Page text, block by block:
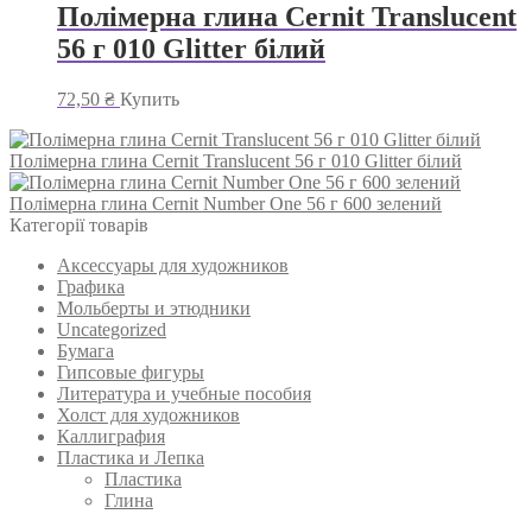
Полімерна глина Cernit Translucent
56 г 010 Glitter білий
72,50 ₴ Купить
Полімерна глина Cernit Translucent 56 г 010 Glitter білий
Полімерна глина Cernit Number One 56 г 600 зелений
Категорії товарів
Аксессуары для художников
Графика
Мольберты и этюдники
Uncategorized
Бумага
Гипсовые фигуры
Литература и учебные пособия
Холст для художников
Каллиграфия
Пластика и Лепка
Пластика
Глина